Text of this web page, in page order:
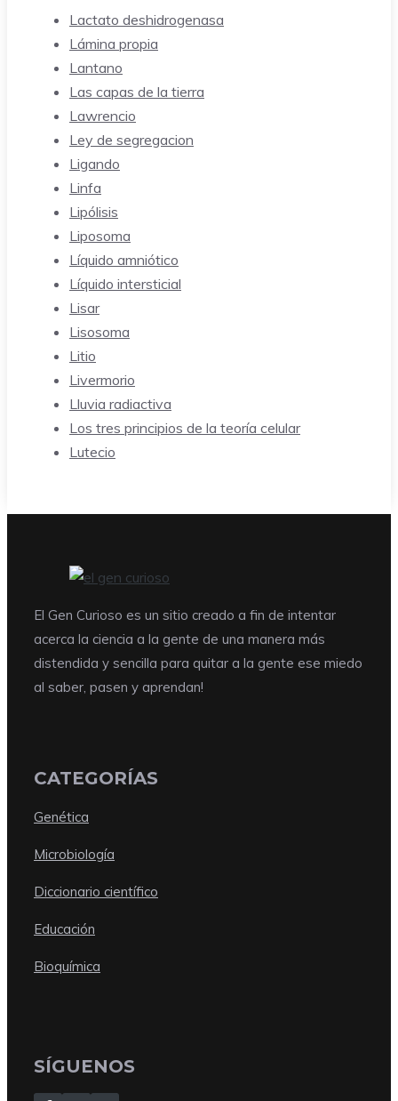
Lactato deshidrogenasa
Lámina propia
Lantano
Las capas de la tierra
Lawrencio
Ley de segregacion
Ligando
Linfa
Lipólisis
Liposoma
Líquido amniótico
Líquido intersticial
Lisar
Lisosoma
Litio
Livermorio
Lluvia radiactiva
Los tres principios de la teoría celular
Lutecio
El Gen Curioso es un sitio creado a fin de intentar
acerca la ciencia a la gente de una manera más
distendida y sencilla para quitar a la gente ese miedo
al saber, pasen y aprendan!
CATEGORÍAS
Genética
Microbiología
Diccionario científico
Educación
Bioquímica
SÍGUENOS